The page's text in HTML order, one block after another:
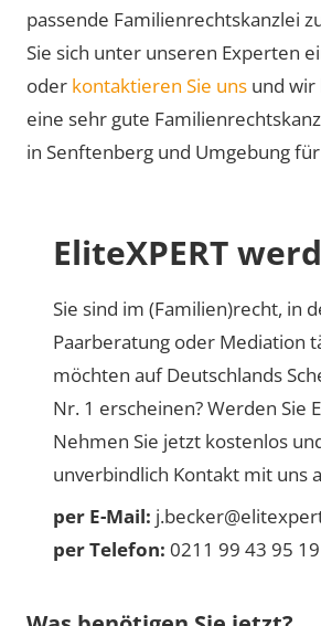
passende Familienrechtskanzlei
Sie sich unter unseren Experten
oder kontaktieren Sie uns und wir
eine sehr gute
in Senftenberg und Umgebung
EliteXPERT
Sie sind im (Familien)recht, in
Paarberatung oder Mediation
möchten auf Deutschlands
Nr. 1 erscheinen? Werden Sie
Nehmen Sie jetzt kostenlos
unverbindlich Kontakt mit uns
per E-Mail:
per Telefon: 0211 99 43 95 19